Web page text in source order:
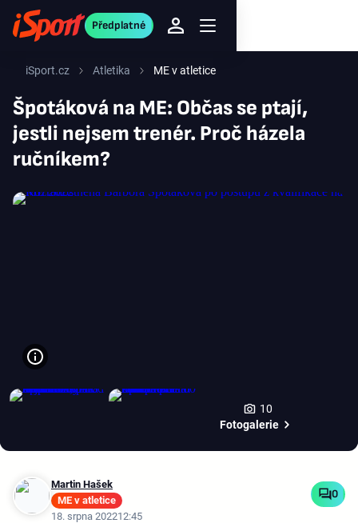
Předplatné
iSport.cz Atletika ME v atletice
Špotáková na ME: Občas se ptají,
jestli nejsem trenér. Proč házela
ručníkem?
10
Fotogalerie
Martin Hašek
ME v atletice
18. srpna 202212:45
0